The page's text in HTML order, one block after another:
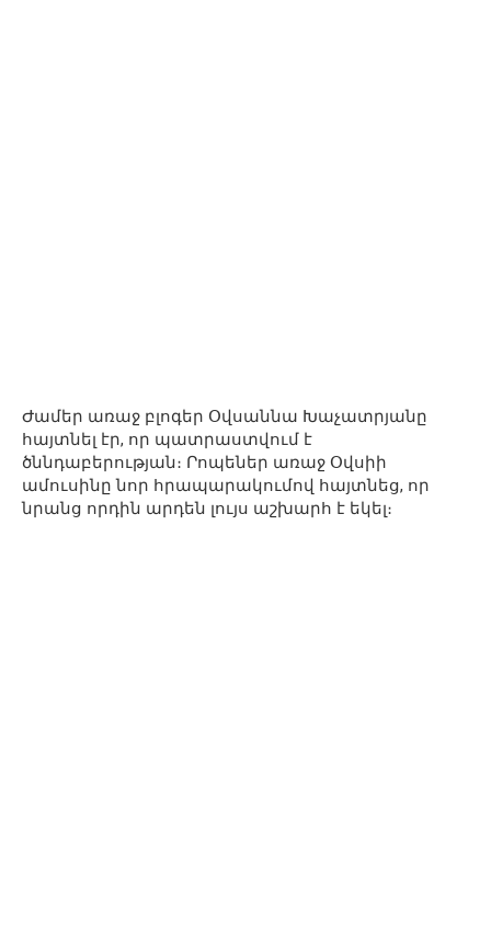
Ժամեր առաջ բլոգեր Օվսաննա Խաչատրյանը
հայտնել էր, որ պատրաստվում է
ծննդաբերության։ Րոպեներ առաջ Օվսիի
ամուսինը նոր հրապարակումով հայտնեց, որ
նրանց որդին արդեն լույս աշխարհ է եկել։